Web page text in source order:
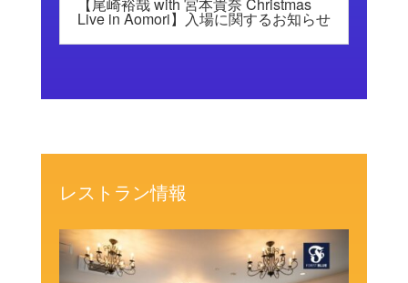
Live in Aomori】入場に関するお知らせ
レストラン情報